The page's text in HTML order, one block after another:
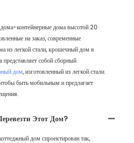
контейнерные дома высотой 20
на заказ, современные
из легкой стали, крошечный дом в
представляет собой сборный
дом, изготовленный из легкой стали.
быть мобильным и предлагает
Этот Дом?
дом спроектирован так,